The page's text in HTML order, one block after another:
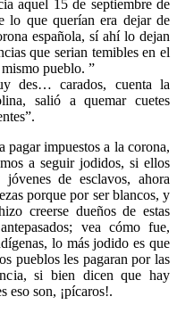
aquel 15 de septiembre de
lo que querían era dejar de
española, sí ahí lo dejan
que serian temibles en el
pueblo. ”
des… carados, cuenta la
salió a quemar cuetes
pagar impuestos a la corona,
a seguir jodidos, si ellos
de esclavos, ahora
porque por ser blancos, y
creerse dueños de estas
vea cómo fue,
lo más jodido es que
pueblos les pagaran por las
si bien dicen que hay
eso son, ¡pícaros!.